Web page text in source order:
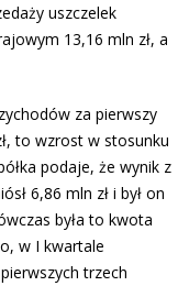
uszczelek
13,16 mln zł, a
za pierwszy
to wzrost w stosunku
podaje, że wynik z
6,86 mln zł i był on
była to kwota
w I kwartale
trzech